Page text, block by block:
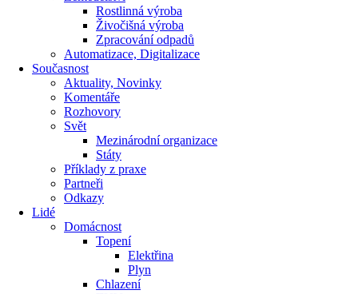
Rostlinná výroba
Živočišná výroba
Zpracování odpadů
Automatizace, Digitalizace
Současnost
Aktuality, Novinky
Komentáře
Rozhovory
Svět
Mezinárodní organizace
Státy
Příklady z praxe
Partneři
Odkazy
Lidé
Domácnost
Topení
Elektřina
Plyn
Chlazení